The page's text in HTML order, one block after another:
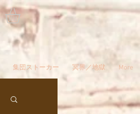
集団ストーカー 冥界／地獄 More